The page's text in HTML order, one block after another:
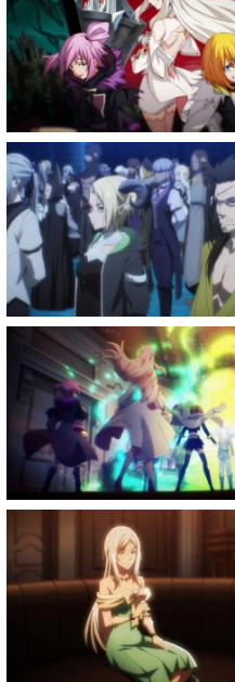
高橋美紀のおんぷの気持ち
♪ in アニメイトタイムズ